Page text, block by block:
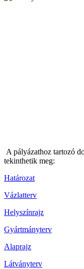
A pályázathoz tartozó
tekinthetik meg:
Határozat
Vázlatterv
Helyszínrajz
Gyártmányterv
Alaprajz
Látványterv